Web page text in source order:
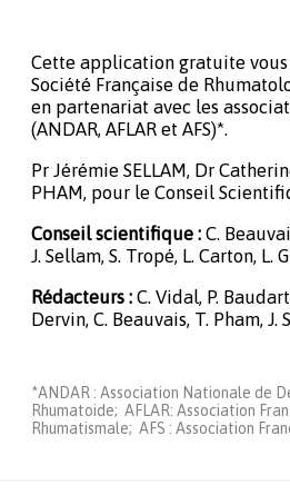
Cette application gratuite
Société Française de
en partenariat avec les
(ANDAR, AFLAR et AFS)*.
Pr Jérémie SELLAM, Dr
PHAM, pour le Conseil
Conseil scientifique : C.
J. Sellam, S. Tropé, L. Carton, L.
Rédacteurs : C. Vidal, P.
Dervin, C. Beauvais, T. Pham, J.
*ANDAR : Association Nationale de
Rhumatoide; AFLAR: Association
Rhumatismale; AFS : Association